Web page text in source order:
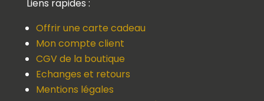
Liens rapides :
Offrir une carte cadeau
Mon compte client
CGV de la boutique
Echanges et retours
Mentions légales